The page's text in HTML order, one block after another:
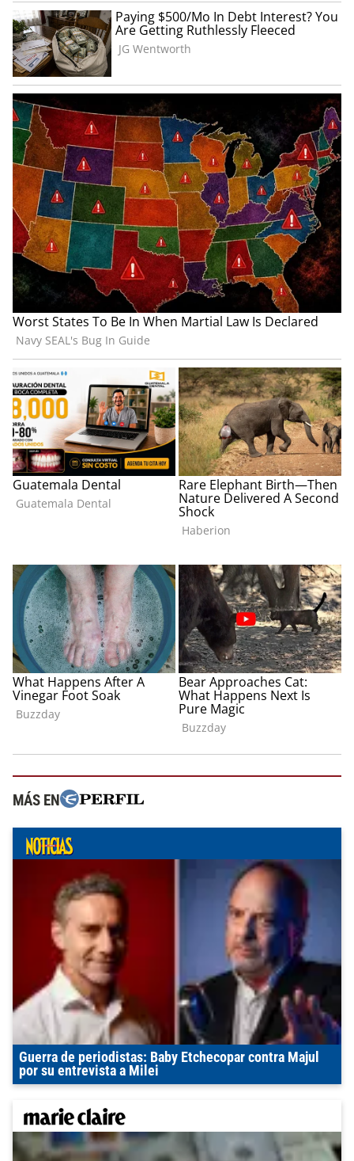
MÁS EN
Guerra de periodistas: Baby Etchecopar contra Majul
por su entrevista a Milei